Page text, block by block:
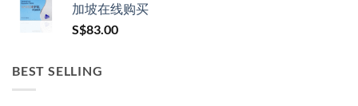
加坡在线购买
S$83.00
BEST SELLING